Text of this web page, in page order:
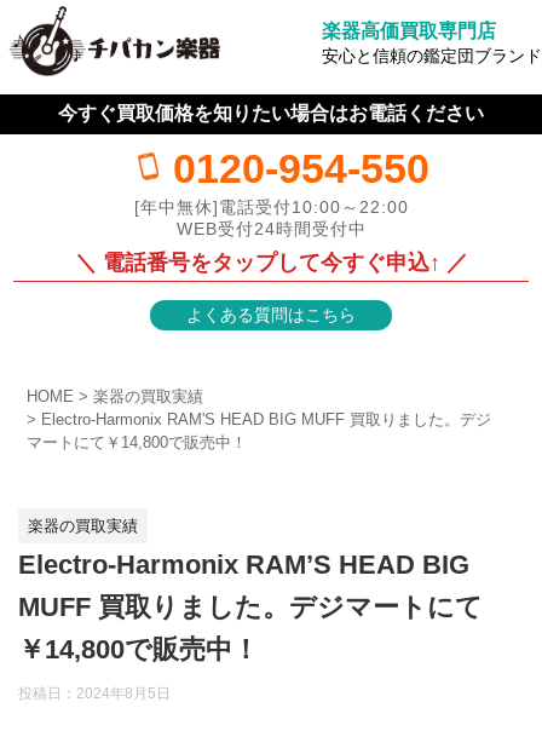
楽器高価買取専門店
安心と信頼の鑑定団ブランド
今すぐ買取価格を知りたい場合はお電話ください
0120-954-550
[年中無休]電話受付10:00～22:00
WEB受付24時間受付中
＼ 電話番号をタップして今すぐ申込↑ ／
よくある質問はこちら
HOME
楽器の買取実績
Electro-Harmonix RAM'S HEAD BIG MUFF 買取りました。デジ
マートにて￥14,800で販売中！
楽器の買取実績
Electro-Harmonix RAM’S HEAD BIG
MUFF 買取りました。デジマートにて
￥14,800で販売中！
投稿日：2024年8月5日